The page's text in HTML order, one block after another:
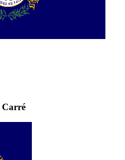
Carré